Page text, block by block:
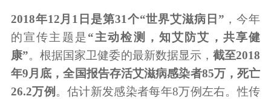
2018年12月1日是第31个“世界艾滋病日” ，今年
的宣传主题是“主动检测，知艾防艾，共享健
康”。根据国家卫健委的最新数据显示， 截至2018
年9月底，全国报告存活艾滋病感染者85万，死亡
26.2万例 。估计新发感染者每年8万例左右。性传